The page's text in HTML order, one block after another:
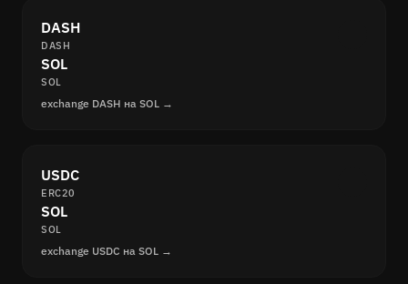
DASH
DASH
SOL
SOL
exchange DASH на SOL →
USDC
ERC20
SOL
SOL
exchange USDC на SOL →